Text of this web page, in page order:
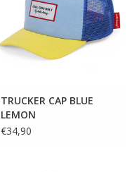
TRUCKER CAP BLUE
LEMON
€34,90